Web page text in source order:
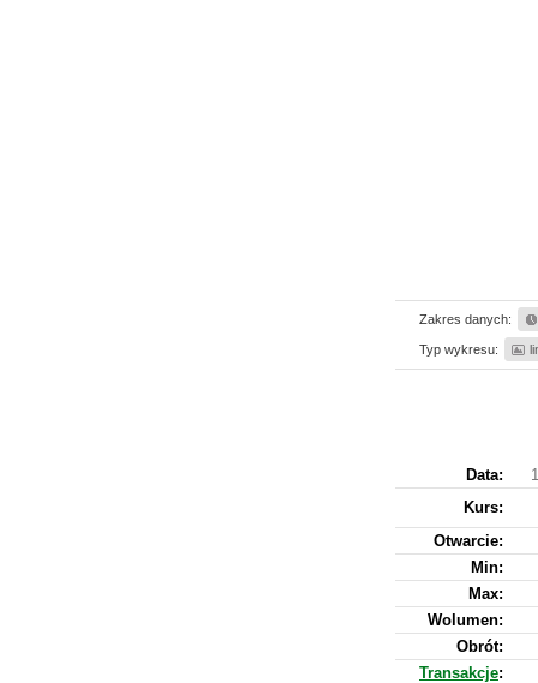
Zakres danych:
Typ wykresu:
Data:
Kurs:
Otwarcie:
Min:
Max:
Wolumen:
Obrót:
Transakcje: